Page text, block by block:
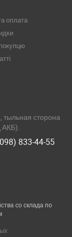
со склада по
оплата
тыльная сторона
833-44-55